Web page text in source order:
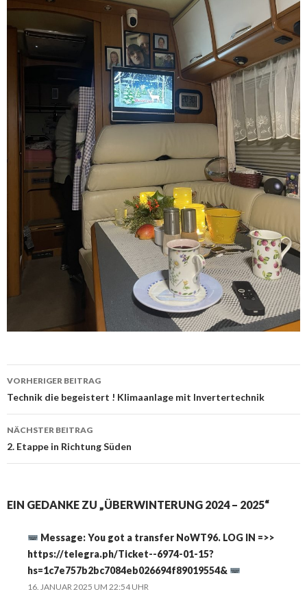
Beitrags-
Navigation
VORHERIGER BEITRAG
Technik die begeistert ! Klimaanlage mit Invertertechnik
NÄCHSTER BEITRAG
2. Etappe in Richtung Süden
EIN GEDANKE ZU „ÜBERWINTERUNG 2024 – 2025“
Message: You got a transfer NoWT96. LOG IN =>>
https://telegra.ph/Ticket--6974-01-15?
hs=1c7e757b2bc7084eb026694f89019554&
16. JANUAR 2025 UM 22:54 UHR